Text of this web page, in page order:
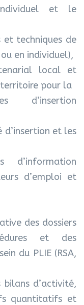
et le
techniques de
en individuel),
local et
territoire pour la
d’insertion
d’insertion et les
d’emploi et
des dossiers
et des
du PLIE (RSA,
d’activité,
quantitatifs et